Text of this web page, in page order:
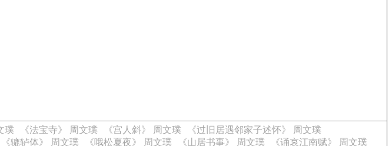
璞 《法宝寺》 周文璞 《宫人斜》 周文璞
《过旧居遇邻家子述怀》 周文璞
《辘轳体》 周文璞 《哦松夏夜》 周文璞 《山居书事》 周文璞 《诵哀江南赋》 周文璞